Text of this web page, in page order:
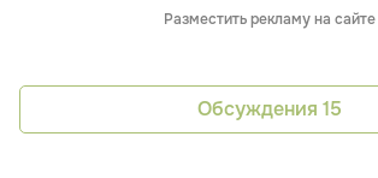
Разместить рекламу на сайте
Обсуждения 15